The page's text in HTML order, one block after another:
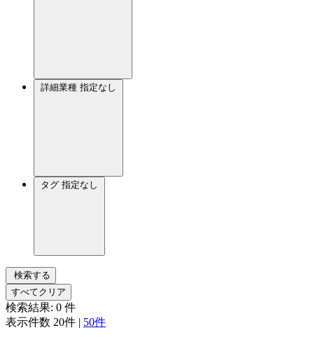
詳細業種 指定なし
タグ 指定なし
検索する
すべてクリア
検索結果: 0 件
表示件数 20件 | 50件